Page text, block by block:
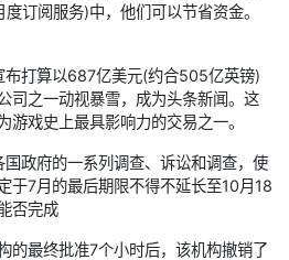
订阅服务)中，他们可以节省资金。
打算以687亿美元(约合505亿英镑)
司之一动视暴雪，成为头条新闻。这
游戏史上最具影响力的交易之一。
政府的一系列调查、诉讼和调查，使
于7月的最后期限不得不延长至10月18
否完成
的最终批准7个小时后，该机构撤销了